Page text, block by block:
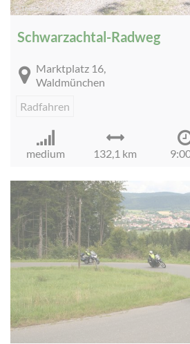
© Thomas Kujat
Schwarzachtal-Radweg
Marktplatz 16,
Waldmünchen
Radfahren
medium 132,1 km